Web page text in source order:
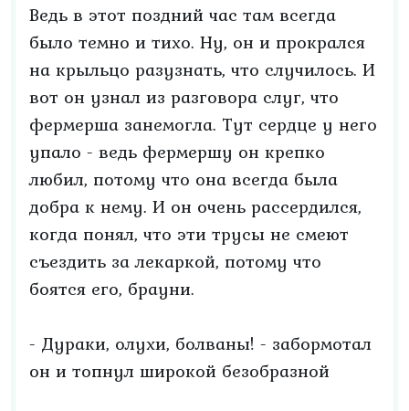
Ведь в этот поздний час там всегда
было темно и тихо. Ну, он и прокрался
на крыльцо разузнать, что случилось. И
вот он узнал из разговора слуг, что
фермерша занемогла. Тут сердце у него
упало - ведь фермершу он крепко
любил, потому что она всегда была
добра к нему. И он очень рассердился,
когда понял, что эти трусы не смеют
съездить за лекаркой, потому что
боятся его, брауни.
- Дураки, олухи, болваны! - забормотал
он и топнул широкой безобразной